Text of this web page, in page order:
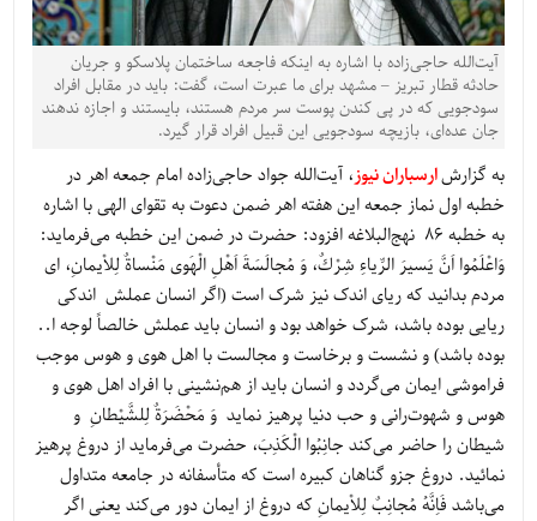
آیت‌الله حاجی‌زاده با اشاره به اینکه فاجعه ساختمان پلاسکو و جریان
حادثه قطار تبریز – مشهد برای ما عبرت است، گفت: باید در مقابل افراد
سودجویی که در پی کندن پوست سر مردم هستند، بایستند و اجازه ندهند
جان عده‌ای، بازیچه سودجویی این قبیل افراد قرار گیرد.
به گزارشارسباران نیوز، آیت‌الله جواد حاجی‌زاده امام جمعه اهر در
خطبه اول نماز جمعه این هفته اهر ضمن دعوت به تقوای الهی با اشاره
به خطبه 86 نهج‌البلاغه افزود: حضرت در ضمن این خطبه می‌فرماید:
وَاعْلَمُوا اَنَّ يَسيرَ الرِّياءِ شِرْكٌ، وَ مُجالَسَةَ اَهْلِ الْهَوى مَنْساةٌ لِلاْيمانِ، ای
مردم بدانید که ریای اندک نیز شرک است (اگر انسان عملش اندکی
ریایی بوده باشد، شرک خواهد بود و انسان باید عملش خالصاً لوجه ا..
بوده باشد) و نشست و برخاست و مجالست با اهل هوی و هوس موجب
فراموشی ایمان می‌گردد و انسان باید از هم‌نشینی با افراد اهل هوی و
هوس و شهوت‌رانی و حب دنیا پرهیز نماید وَ مَحْضَرَةٌ لِلشَّيْطانِ و
شیطان را حاضر می‌کند جانِبُوا الْكَذِبَ، حضرت می‌فرماید از دروغ پرهیز
نمائید. دروغ جزو گناهان کبیره است که متأسفانه در جامعه متداول
می‌باشد فَاِنَّهُ مُجانِبٌ لِلاْيمانِ که دروغ از ایمان دور می‌کند یعنی اگر